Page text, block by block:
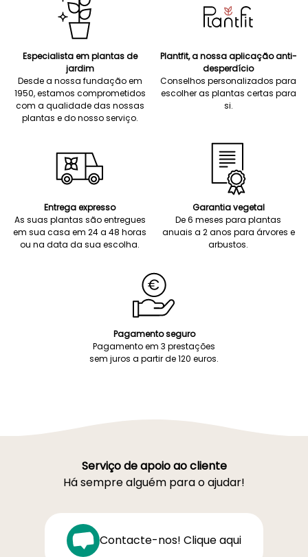
Especialista em plantas de
jardim
Desde a nossa fundação em
1950, estamos comprometidos
com a qualidade das nossas
plantas e do nosso serviço.
Plantfit, a nossa aplicação anti-
desperdício
Conselhos personalizados para
escolher as plantas certas para
si.
Entrega expresso
As suas plantas são entregues
em sua casa em 24 a 48 horas
ou na data da sua escolha.
Garantia vegetal
De 6 meses para plantas
anuais a 2 anos para árvores e
arbustos.
Pagamento seguro
Pagamento em 3 prestações
sem juros a partir de 120 euros.
Serviço de apoio ao cliente
Há sempre alguém para o ajudar!
Contacte-nos! Clique aqui